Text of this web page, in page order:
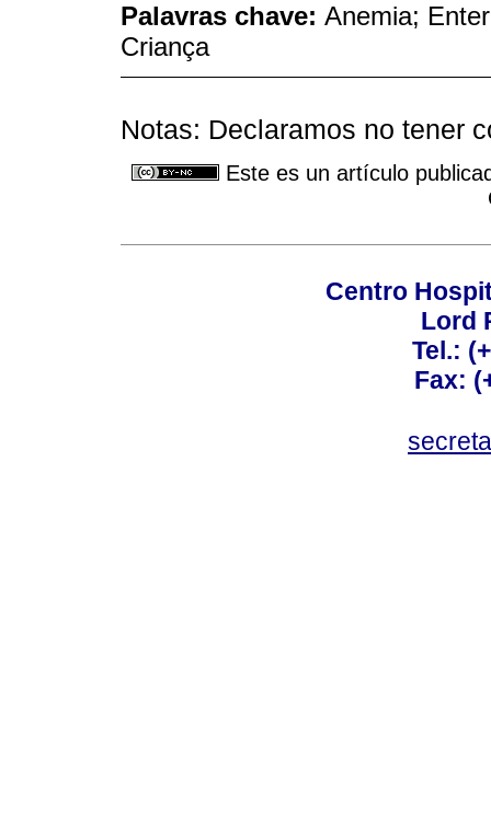
Palavras chave: Anemia;
Criança
Notas: Declaramos no tener
Este es un artículo
Centro
Lord
Tel.:
Fax: